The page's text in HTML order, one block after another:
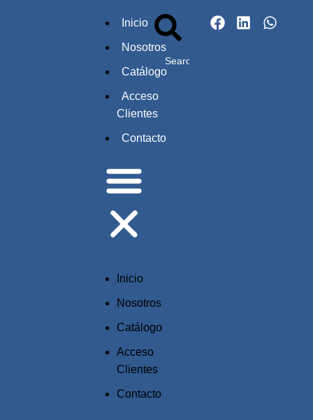
Inicio
Nosotros
Catálogo
Acceso
Clientes
Contacto
Inicio
Nosotros
Catálogo
Acceso
Clientes
Contacto